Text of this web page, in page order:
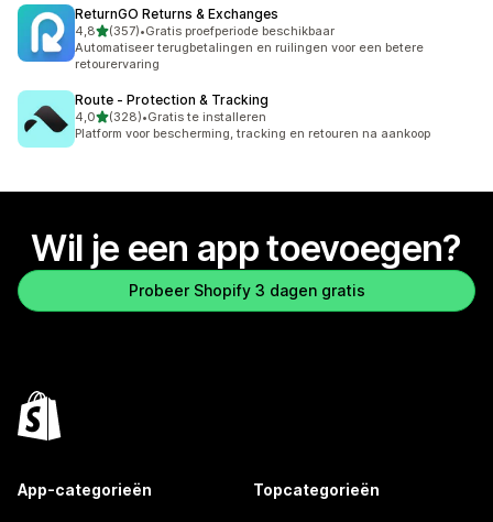
ReturnGO Returns & Exchanges
4,8van 5 sterren
(357)
357 recensies in totaal
•Gratis proefperiode beschikbaar
Automatiseer terugbetalingen en ruilingen voor een betere
retourervaring
Route ‑ Protection & Tracking
4,0van 5 sterren
(328)
328 recensies in totaal
•Gratis te installeren
Platform voor bescherming, tracking en retouren na aankoop
Wil je een app toevoegen?
Probeer Shopify 3 dagen gratis
App-categorieën Topcategorieën